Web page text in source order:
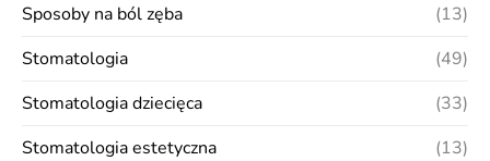
Sposoby na ból zęba
(13)
Stomatologia
(49)
Stomatologia dziecięca
(33)
Stomatologia estetyczna
(13)